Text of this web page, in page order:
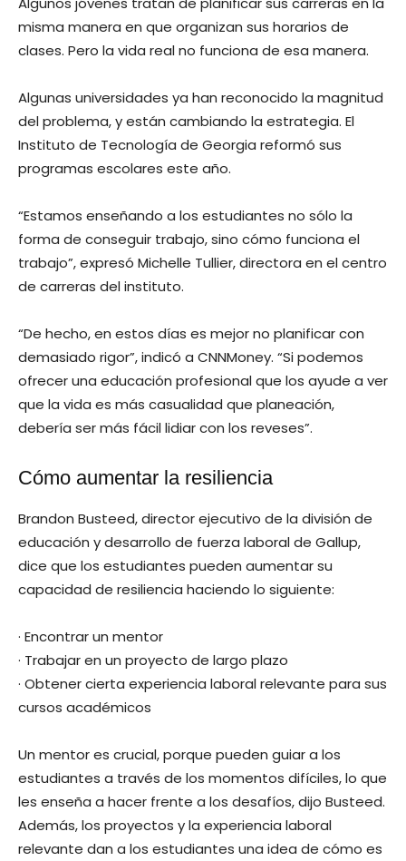
misma manera en que organizan sus horarios de
clases. Pero la vida real no funciona de esa manera.
Algunas universidades ya han reconocido la magnitud
del problema, y están cambiando la estrategia. El
Instituto de Tecnología de Georgia reformó sus
programas escolares este año.
“Estamos enseñando a los estudiantes no sólo la
forma de conseguir trabajo, sino cómo funciona el
trabajo”, expresó Michelle Tullier, directora en el centro
de carreras del instituto.
“De hecho, en estos días es mejor no planificar con
demasiado rigor”, indicó a CNNMoney. “Si podemos
ofrecer una educación profesional que los ayude a ver
que la vida es más casualidad que planeación,
debería ser más fácil lidiar con los reveses”.
Cómo aumentar la resiliencia
Brandon Busteed, director ejecutivo de la división de
educación y desarrollo de fuerza laboral de Gallup,
dice que los estudiantes pueden aumentar su
capacidad de resiliencia haciendo lo siguiente:
· Encontrar un mentor
· Trabajar en un proyecto de largo plazo
· Obtener cierta experiencia laboral relevante para sus
cursos académicos
Un mentor es crucial, porque pueden guiar a los
estudiantes a través de los momentos difíciles, lo que
les enseña a hacer frente a los desafíos, dijo Busteed.
Además, los proyectos y la experiencia laboral
relevante dan a los estudiantes una idea de cómo es